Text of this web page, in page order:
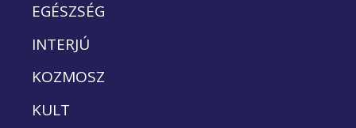
EGÉSZSÉG
INTERJÚ
KOZMOSZ
KULT